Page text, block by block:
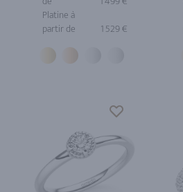
Platine à
partir de
1 529 €